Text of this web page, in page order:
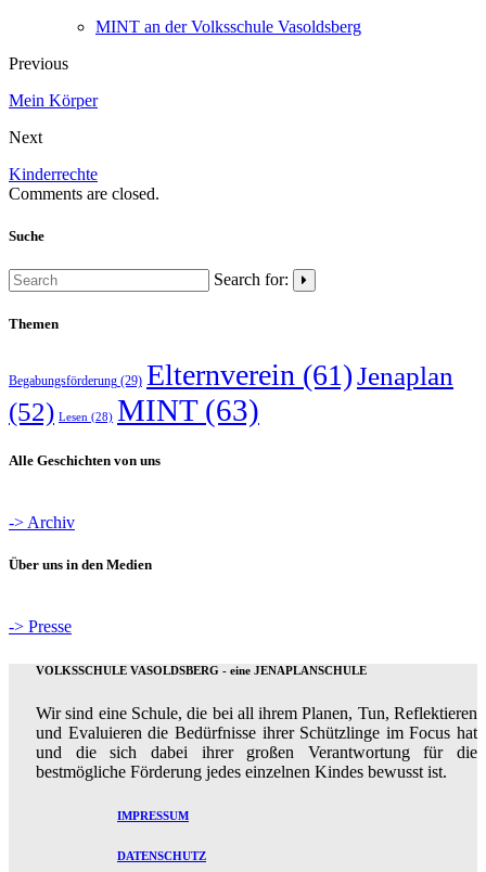
MINT an der Volksschule Vasoldsberg
Previous
Mein Körper
Next
Kinderrechte
Comments are closed.
Suche
Search for:
Themen
Begabungsförderung (29) Elternverein (61)Jenaplan
(52) Lesen (28) MINT(63)
Alle Geschichten von uns
-> Archiv
Über uns in den Medien
-> Presse
VOLKSSCHULE VASOLDSBERG - eine JENAPLANSCHULE
Wir sind eine Schule, die bei all ihrem Planen, Tun, Reflektieren
und Evaluieren die Bedürfnisse ihrer Schützlinge im Focus hat
und die sich dabei ihrer großen Verantwortung für die
bestmögliche Förderung jedes einzelnen Kindes bewusst ist.
IMPRESSUM
DATENSCHUTZ